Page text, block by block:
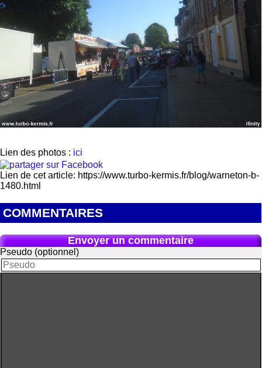
Lien des photos : ici
Lien de cet article: https://www.turbo-kermis.fr/blog/warneton-b-
1480.html
COMMENTAIRES
Envoyer un commentaire
Pseudo (optionnel)